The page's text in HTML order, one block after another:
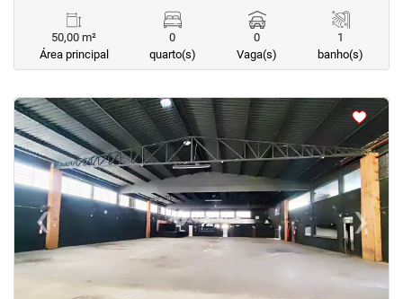
50,00 m²
Área principal
0
quarto(s)
0
Vaga(s)
1
banho(s)
<<<<
‹Previous ›Next